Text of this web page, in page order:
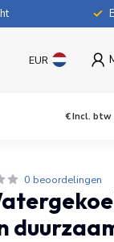
EUR
€Incl. btw
0 beoordelingen